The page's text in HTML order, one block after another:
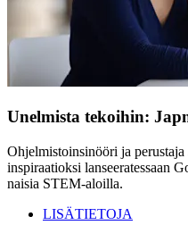
Unelmista tekoihin:
Ohjelmistoinsinööri ja
inspiraatioksi lanseeratessaan
naisia STEM-aloilla.
LISÄTIETOJA